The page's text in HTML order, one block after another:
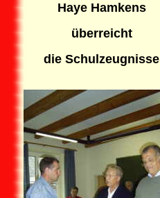
Haye Hamkens
überreicht
die Schulzeugnisse